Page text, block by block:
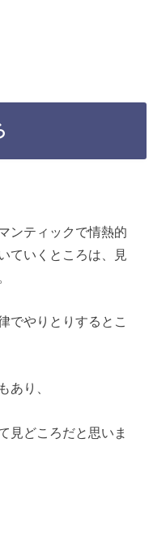
ンティックで情熱的
ていくところは、見
でやりとりするとこ
もあり、
見どころだと思いま